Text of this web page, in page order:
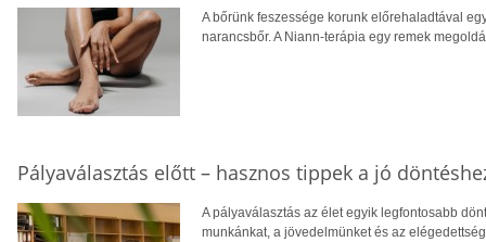
A bőrünk feszessége korunk előrehaladtával
narancsbőr. A Niann-terápia egy remek
Pályaválasztás előtt – hasznos tippek a jó
A pályaválasztás az élet egyik legfontosabb
munkánkat, a jövedelmünket és az